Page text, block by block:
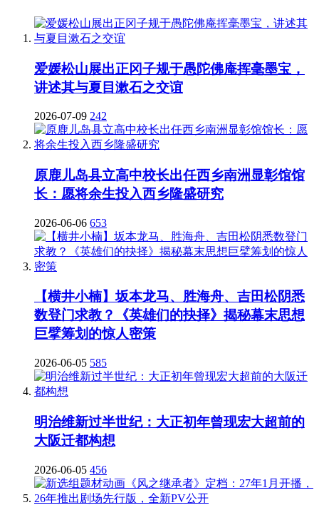
爱媛松山展出正冈子规于愚陀佛庵挥毫墨宝，
讲述其与夏目漱石之交谊
2026-07-09 242
原鹿儿岛县立高中校长出任西乡南洲显彰馆馆
长：愿将余生投入西乡隆盛研究
2026-06-06 653
【横井小楠】坂本龙马、胜海舟、吉田松阴悉
数登门求教？《英雄们的抉择》揭秘幕末思想
巨擘筹划的惊人密策
2026-06-05 585
明治维新过半世纪：大正初年曾现宏大超前的
大阪迁都构想
2026-06-05 456